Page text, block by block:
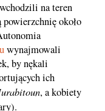
na teren
około
wynajmowali
by nękali
ich
, a kobiety